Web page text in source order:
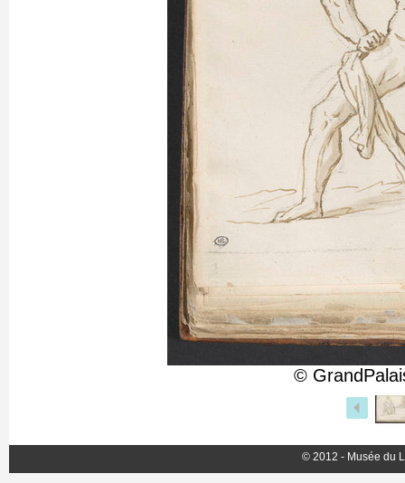
©
© 2012 - Musée du